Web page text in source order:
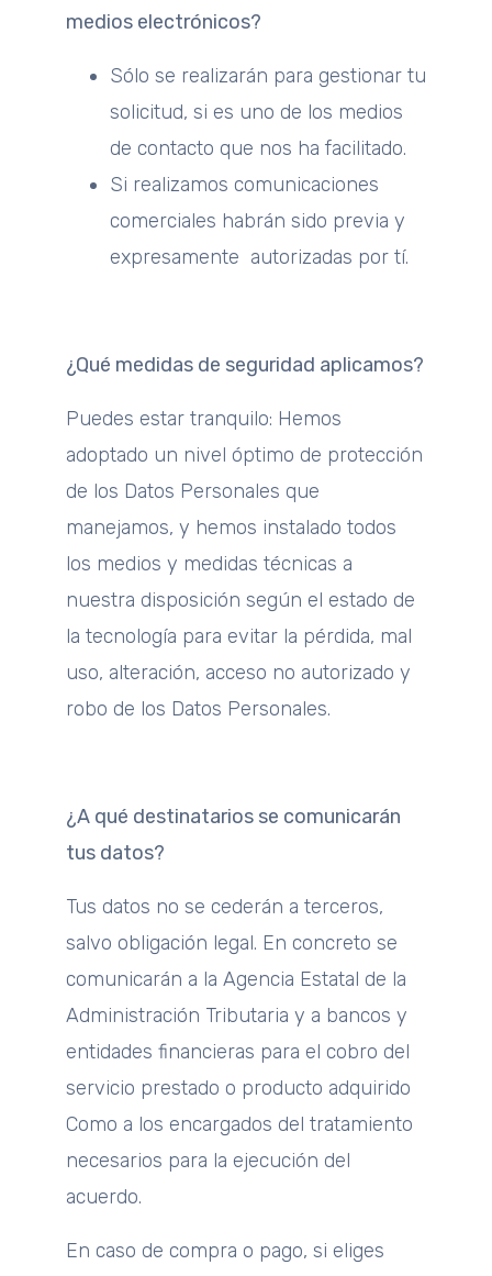
medios electrónicos?
Sólo se realizarán para gestionar tu
solicitud, si es uno de los medios
de contacto que nos ha facilitado.
Si realizamos comunicaciones
comerciales habrán sido previa y
expresamente autorizadas por tí.
¿Qué medidas de seguridad aplicamos?
Puedes estar tranquilo: Hemos
adoptado un nivel óptimo de protección
de los Datos Personales que
manejamos, y hemos instalado todos
los medios y medidas técnicas a
nuestra disposición según el estado de
la tecnología para evitar la pérdida, mal
uso, alteración, acceso no autorizado y
robo de los Datos Personales.
¿A qué destinatarios se comunicarán
tus datos?
Tus datos no se cederán a terceros,
salvo obligación legal. En concreto se
comunicarán a la Agencia Estatal de la
Administración Tributaria y a bancos y
entidades financieras para el cobro del
servicio prestado o producto adquirido
Como a los encargados del tratamiento
necesarios para la ejecución del
acuerdo.
En caso de compra o pago, si eliges